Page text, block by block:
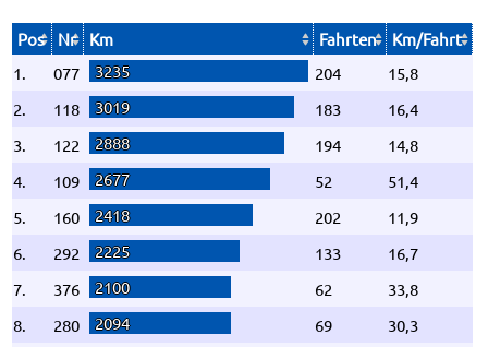
Pos Nr Km Fahrten
Km/Fahrt
1.
077 3235 204
15,8
2.
118 3019 183
16,4
3.
122 2888 194
14,8
4.
109 2677 52
51,4
5.
160 2418 202
11,9
6.
292 2225 133
16,7
7.
376 2100 62
33,8
8.
280 2094 69
30,3